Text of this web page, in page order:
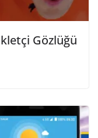
Gözlüğü